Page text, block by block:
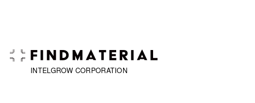
INTELGROW CORPORATION